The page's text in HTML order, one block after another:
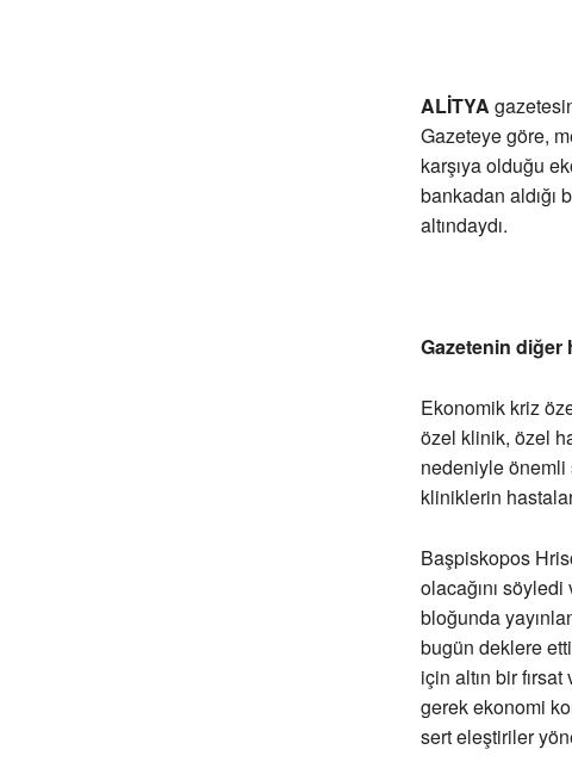
ALİTYA
Gazeteye göre,
karşıya olduğu
bankadan aldığı
altındaydı.
Gazetenin diğer
Ekonomik kriz
özel klinik, özel
nedeniyle önemli
kliniklerin
Başpiskopos
olacağını
bloğunda
bugün deklere
için altın bir
gerek ekonomi
sert eleştiriler